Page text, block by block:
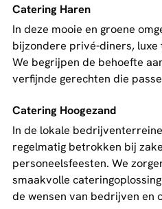
Catering Haren
In deze mooie en groene
bijzondere privé-diners,
We begrijpen de behoefte
verfijnde gerechten die
Catering Hoogezand
In de lokale
regelmatig betrokken bij
personeelsfeesten. We
smaakvolle
de wensen van bedrijven en